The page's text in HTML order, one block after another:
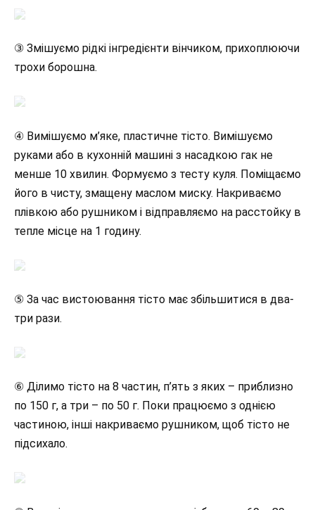
③ Змішуємо рідкі інгредієнти вінчиком, прихоплюючи
трохи борошна.
④ Вимішуємо м’яке, пластичне тісто. Вимішуємо
руками або в кухонній машині з насадкою гак не
менше 10 хвилин. Формуємо з тесту куля. Поміщаємо
його в чисту, змащену маслом миску. Накриваємо
плівкою або рушником і відправляємо на расстойку в
тепле місце на 1 годину.
⑤ За час вистоювання тісто має збільшитися в два-
три рази.
⑥ Ділимо тісто на 8 частин, п’ять з яких – приблизно
по 150 г, а три – по 50 г. Поки працюємо з однією
частиною, інші накриваємо рушником, щоб тісто не
підсихало.